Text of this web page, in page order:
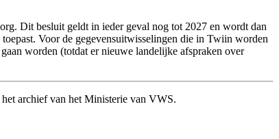
Dit besluit geldt in ieder geval nog tot 2027 en wordt dan
Voor de gegevensuitwisselingen die in Twiin worden
worden (totdat er nieuwe landelijke afspraken over
archief van het Ministerie van VWS.